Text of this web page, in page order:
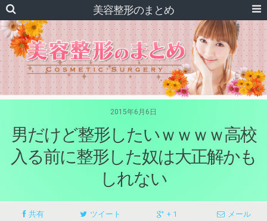
美容整形のまとめ
2015年6月6日
男だけど整形したいｗｗｗｗ高校
入る前に整形した奴は大正解かも
しれない
共有 ツイート + 1 メール